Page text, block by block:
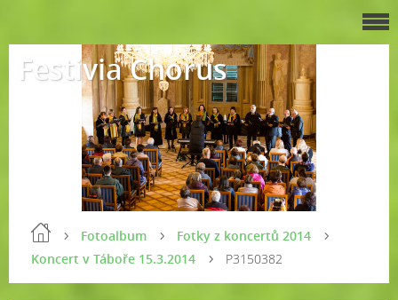
Festivia Chorus
Fotoalbum
Fotky z koncertů 2014
Koncert v Táboře 15.3.2014
P3150382